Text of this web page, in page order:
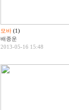
모바 (1)
배종운
2013-05-16 15:48